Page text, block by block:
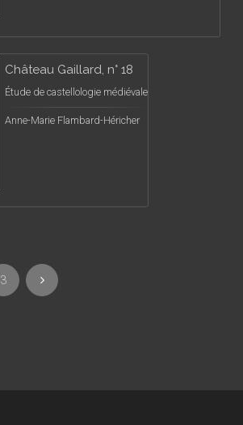
Château Gaillard, n° 18
Étude de castellologie médiévale
Anne-Marie Flambard-Héricher
3